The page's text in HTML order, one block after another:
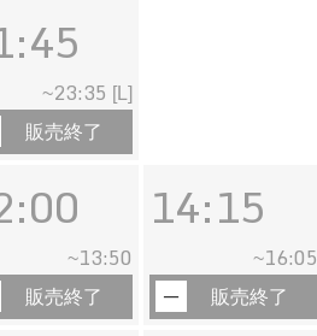
~23:35 [L]
販売終了
~13:50
販売終了
14:15
~16:05
販売終了